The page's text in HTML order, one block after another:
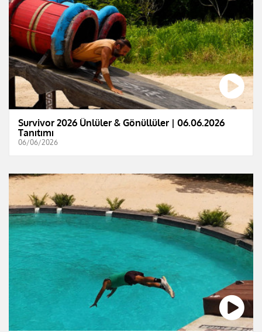
Survivor 2026 Ünlüler & Gönüllüler | 06.06.2026
Tanıtımı
06/06/2026